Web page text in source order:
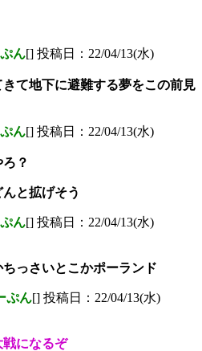
ん[] 投稿日：22/04/13(水)
て地下に避難する夢をこの前見
ん[] 投稿日：22/04/13(水)
？
と拡げそう
ん[] 投稿日：22/04/13(水)
っさいとこかポーランド
ぷん[] 投稿日：22/04/13(水)
になるぞ